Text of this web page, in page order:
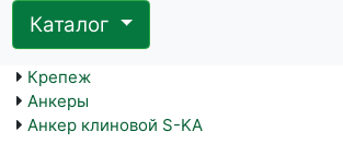
Каталог
Крепеж
Анкеры
Анкер клиновой S-KA